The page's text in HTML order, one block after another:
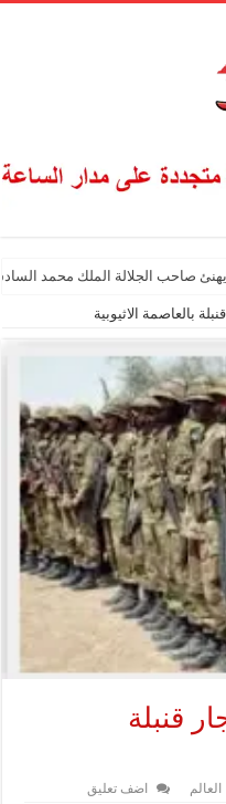
يهنئ صاحب الجلالة الملك محمد
بالعاصمة الاثيوبية
قنبلة
العالم اضف تعليق